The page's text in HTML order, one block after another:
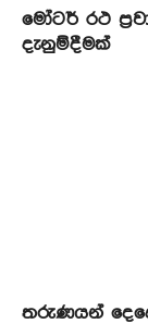
මෝටර් රථ
දැනුම්දීමක්
තරුණයන්